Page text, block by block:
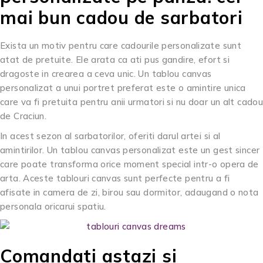
mai bun cadou de sarbatori
Exista un motiv pentru care cadourile personalizate sunt
atat de pretuite. Ele arata ca ati pus gandire, efort si
dragoste in crearea a ceva unic. Un tablou canvas
personalizat a unui portret preferat este o amintire unica
care va fi pretuita pentru anii urmatori si nu doar un alt cadou
de Craciun.
In acest sezon al sarbatorilor, oferiti darul artei si al
amintirilor. Un tablou canvas personalizat este un gest sincer
care poate transforma orice moment special intr-o opera de
arta. Aceste tablouri canvas sunt perfecte pentru a fi
afisate in camera de zi, birou sau dormitor, adaugand o nota
personala oricarui spatiu.
Comandati astazi si